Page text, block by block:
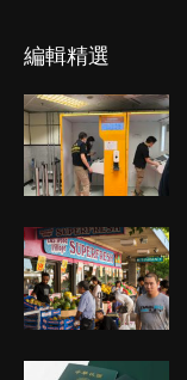
編輯精選